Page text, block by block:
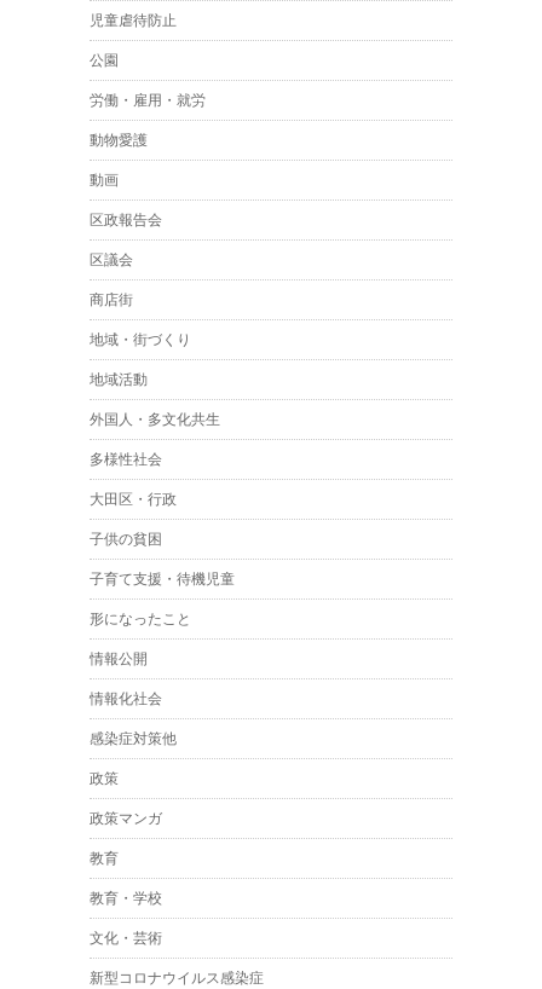
児童虐待防止
公園
労働・雇用・就労
動物愛護
動画
区政報告会
区議会
商店街
地域・街づくり
地域活動
外国人・多文化共生
多様性社会
大田区・行政
子供の貧困
子育て支援・待機児童
形になったこと
情報公開
情報化社会
感染症対策他
政策
政策マンガ
教育
教育・学校
文化・芸術
新型コロナウイルス感染症